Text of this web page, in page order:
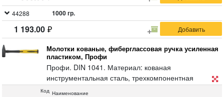
44288 1000 гр.
1 193.00
Молотки кованые, фиберглассовая ручка усиленная
пластиком, Профи
Профи. DIN 1041. Материал: кованая
инструментальная сталь, трехкомпонентная
фибергласовая прорезиненная ручка, усиленная
Код Наименование